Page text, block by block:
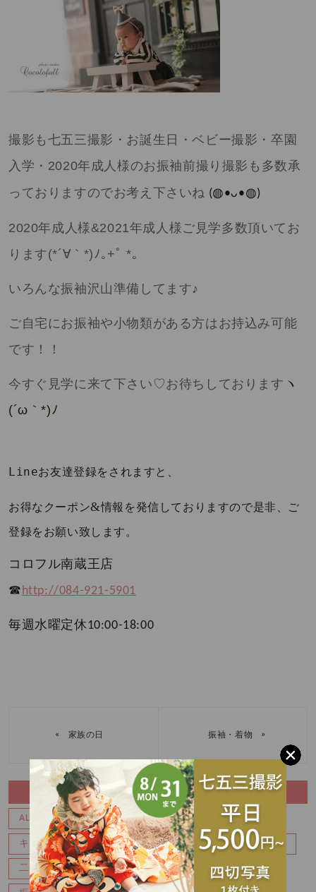
撮影も七五三撮影・お誕生日・ベビー撮影・卒園
入学・ 2020年成人様のお振袖前撮り撮影も多数承
っておりますのでお考え下さいね (◍•ᴗ•◍)
2020年成人様&2021年成人様ご見学多数頂いてお
ります(*´∀｀ *)ﾉ｡ +ﾟ*｡
いろんな振袖沢山準備してます♪
ご自宅にお振袖や小物類がある方はお持込み可能
です！！
今すぐ見学に来て下さい♡お待ちしております ヽ
(´ω ｀*)ﾉ
Lineお友達登録をされますと、
お得なクーポン&情報を発信しておりますので是非、ご
登録をお願い致します。
コロフル南蔵王店
☎︎http://084-921-5901
毎週水曜定休10:00-18:00
« 家族の日 振袖・着物 »
CATEGORY
ALL movie Wedding イベント おしらせ
キャンペーン バースデー マタニティ 七五三
二分の一成人式 写真 成人式前撮り